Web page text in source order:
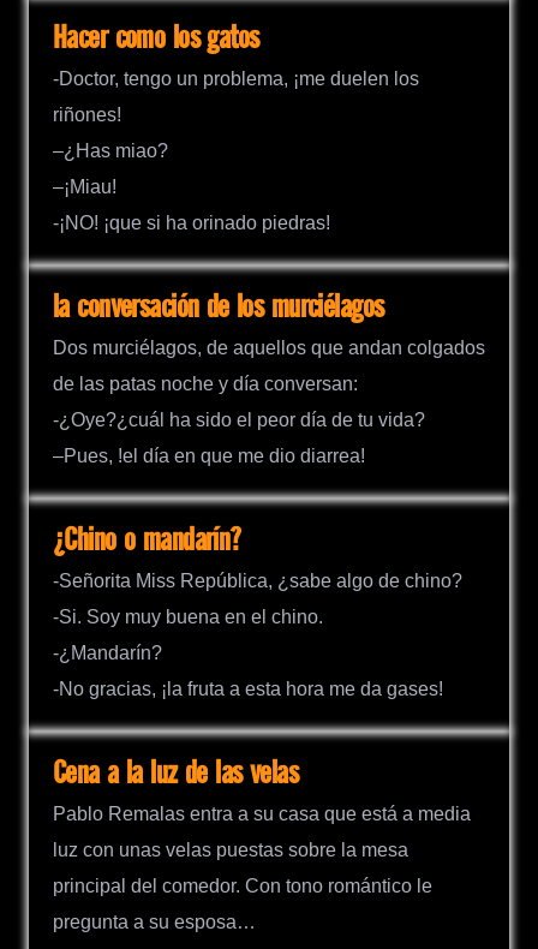
Hacer como los gatos
-Doctor, tengo un problema, ¡me duelen los
riñones!
–¿Has miao?
–¡Miau!
-¡NO! ¡que si ha orinado piedras!
la conversación de los murciélagos
Dos murciélagos, de aquellos que andan colgados
de las patas noche y día conversan:
-¿Oye?¿cuál ha sido el peor día de tu vida?
–Pues, !el día en que me dio diarrea!
¿Chino o mandarín?
-Señorita Miss República, ¿sabe algo de chino?
-Si. Soy muy buena en el chino.
-¿Mandarín?
-No gracias, ¡la fruta a esta hora me da gases!
Cena a la luz de las velas
Pablo Remalas entra a su casa que está a media
luz con unas velas puestas sobre la mesa
principal del comedor. Con tono romántico le
pregunta a su esposa…